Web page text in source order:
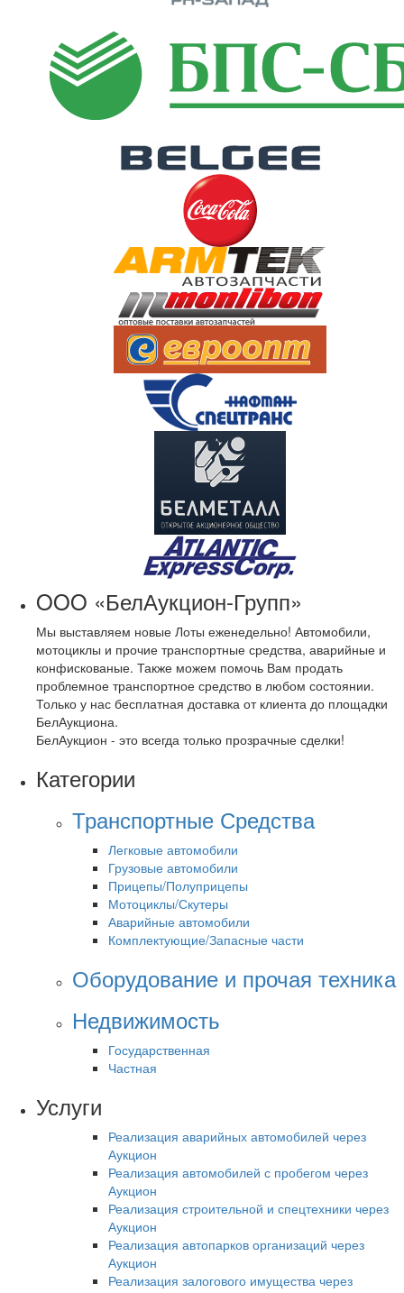
OOO «БелАукцион-Групп»
Мы выставляем новые Лоты еженедельно! Автомобили,
мотоциклы и прочие транспортные средства, аварийные и
конфискованые. Также можем помочь Вам продать
проблемное транспортное средство в любом состоянии.
Только у нас бесплатная доставка от клиента до площадки
БелАукциона.
БелАукцион - это всегда только прозрачные сделки!
Категории
Транспортные Средства
Легковые автомобили
Грузовые автомобили
Прицепы/Полуприцепы
Мотоциклы/Скутеры
Аварийные автомобили
Комплектующие/Запасные части
Оборудование и прочая техника
Недвижимость
Государственная
Частная
Услуги
Реализация аварийных автомобилей через
Аукцион
Реализация автомобилей с пробегом через
Аукцион
Реализация строительной и спецтехники через
Аукцион
Реализация автопарков организаций через
Аукцион
Реализация залогового имущества через